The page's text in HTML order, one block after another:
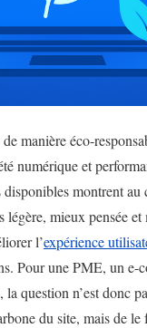
manière éco-
numérique et
montrent au
légère, mieux pensée
l’expérience
Pour une PME, un e-
la question n’est donc
du site, mais de le